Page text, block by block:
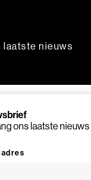
ons laatste nieuws
laatste nieuws